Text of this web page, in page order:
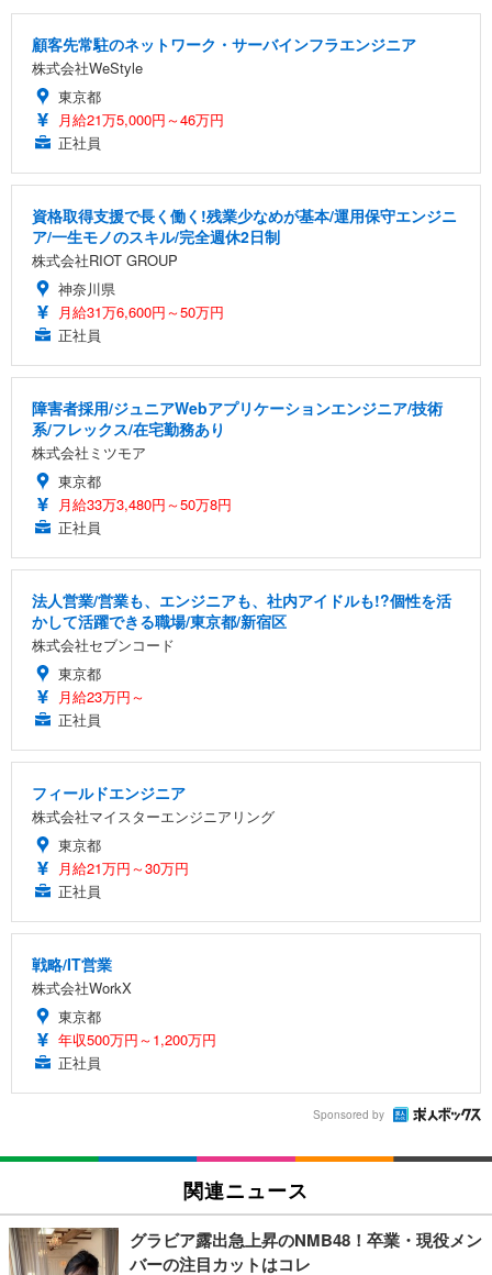
顧客先常駐のネットワーク・サーバインフラエンジニア
株式会社WeStyle
東京都
月給21万5,000円～46万円
正社員
資格取得支援で長く働く!残業少なめが基本/運用保守エンジニ
ア/一生モノのスキル/完全週休2日制
株式会社RIOT GROUP
神奈川県
月給31万6,600円～50万円
正社員
障害者採用/ジュニアWebアプリケーションエンジニア/技術
系/フレックス/在宅勤務あり
株式会社ミツモア
東京都
月給33万3,480円～50万8円
正社員
法人営業/営業も、エンジニアも、社内アイドルも!?個性を活
かして活躍できる職場/東京都/新宿区
株式会社セブンコード
東京都
月給23万円～
正社員
フィールドエンジニア
株式会社マイスターエンジニアリング
東京都
月給21万円～30万円
正社員
戦略/IT営業
株式会社WorkX
東京都
年収500万円～1,200万円
正社員
Sponsored by
関連ニュース
グラビア露出急上昇のNMB48！卒業・現役メン
バーの注目カットはコレ